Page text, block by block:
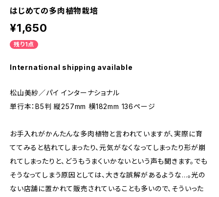
はじめての多肉植物栽培
¥1,650
残り1点
International shipping available
松山美紗／パイ インターナショナル
単行本：B5判 縦257mm 横182mm 136ページ
お手入れがかんたんな多肉植物と言われていますが、実際に育
ててみると枯れてしまったり、元気がなくなってしまったり形が崩
れてしまったりと、どうもうまくいかないという声も聞きます。でも
そうなってしまう原因としては、大きな誤解があるような…。光の
ない店舗に置かれて販売されていることも多いので、そういった